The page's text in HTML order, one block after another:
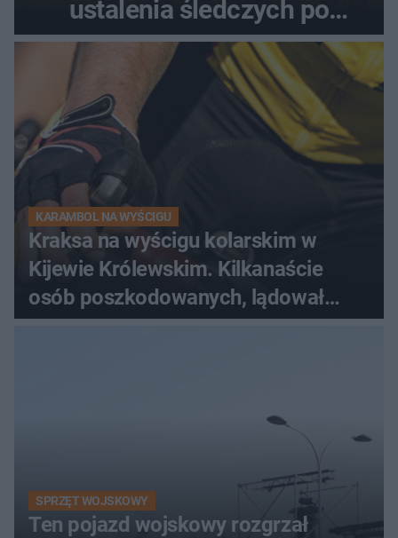
ustalenia śledczych po
dramatycznej akcji
KARAMBOL NA WYŚCIGU
Kraksa na wyścigu kolarskim w
Kijewie Królewskim. Kilkanaście
osób poszkodowanych, lądował
śmigłowiec LPR
SPRZĘT WOJSKOWY
Ten pojazd wojskowy rozgrzał